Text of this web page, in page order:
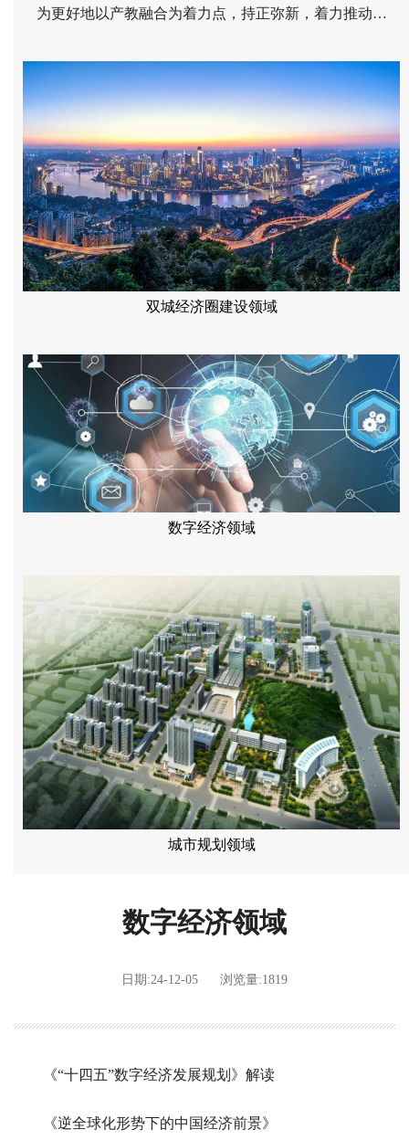
为更好地以产教融合为着力点，持正弥新，着力推动重
目招生宣讲为抓手，联合校友资源，在典雅华美达广场
酒店组织召开了“2025年继续教育产教融合工作会暨校外
实训基地考察及项目招生宣讲工作会”，继续教育学院院
长王燕及院务会成员、重庆国正联大公共管理研究院执
行院长黄北泉、重庆工商大学各校外教学合作点校长及
招生负责人以及政府、企事业人士等校外嘉宾参会，会
议由重庆工商大学继续教育学院综合办主任吴可主持。
双城经济圈建设领域
数字经济领域
城市规划领域
数字经济领域
日期:24-12-05 浏览量:1819
《“十四五”数字经济发展规划》解读
《逆全球化形势下的中国经济前景》